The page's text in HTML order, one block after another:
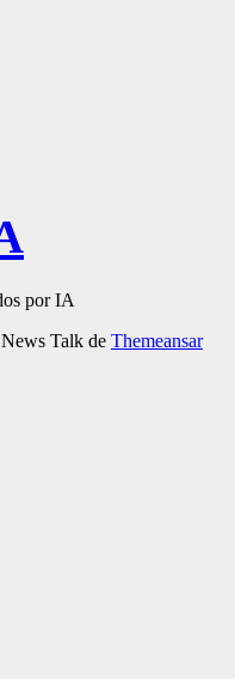
por IA
Talk de Themeansar